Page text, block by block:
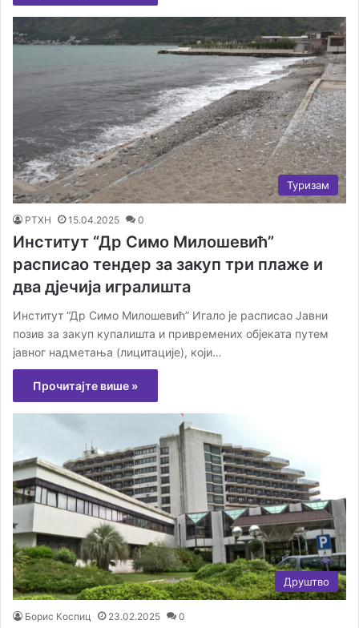
Туризам
РТХН 15.04.2025 0
Институт “Др Симо Милошевић”
расписао тендер за закуп три плаже и
два дјечија игралишта
Институт “Др Симо Милошевић” Игало је расписао Јавни
позив за закуп купалишта и привремених објеката путем
јавног надметања (лицитације), који…
Прочитајте више »
Друштво
Борис Коспиц 23.02.2025 0